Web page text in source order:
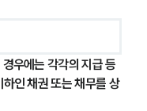
우에는 각각의 지급 등
인 채권 또는 채무를 상